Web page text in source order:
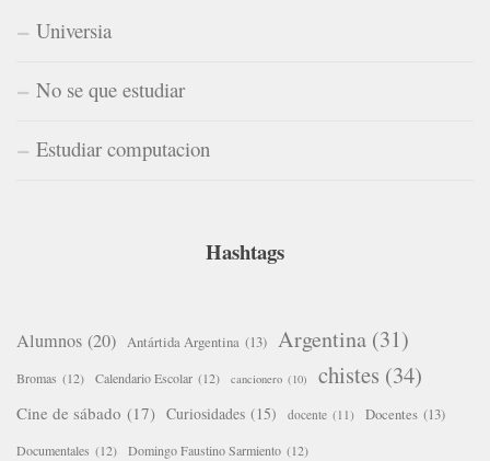
Universia
No se que estudiar
Estudiar computacion
Hashtags
Alumnos (20) Antártida Argentina (13) Argentina (31)
Bromas (12) Calendario Escolar (12) cancionero (10) chistes (34)
Cine de sábado (17) Curiosidades (15) docente (11) Docentes (13)
Documentales (12) Domingo Faustino Sarmiento (12)